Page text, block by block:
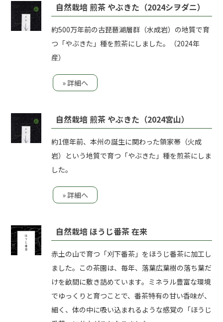
自然栽培 煎茶 やぶきた（2024シヲダニ）
約500万年前の古琵琶湖層群（水成岩）の地質で育
つ「やぶきた」種を煎茶にしました。（2024年
産）
» 詳細へ
自然栽培 煎茶 やぶきた（2024宮山）
約1億年前、本州の誕生に関わった領家帯（火成
岩）という地質で育つ「やぶきた」種を煎茶にしま
した。
» 詳細へ
自然栽培 ほうじ番茶 在来
赤土の山で育つ「刈下番茶」をほうじ番茶に加工し
ました。この茶園は、毎年、落葉広葉樹の落ち葉だ
けを畝間に敷き詰めています。ミネラル豊富な環境
でゆっくりと育つことで、番茶特有の甘い香味が、
細く、体の中に吸い込まれるような感覚の「ほうじ